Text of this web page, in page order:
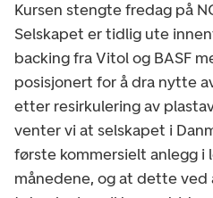
Kursen stengte fredag på
Selskapet er tidlig ute
backing fra Vitol og BASF
posisjonert for å dra nytte
etter resirkulering av
venter vi at selskapet i
første kommersielt anlegg i
månedene, og at dette ved